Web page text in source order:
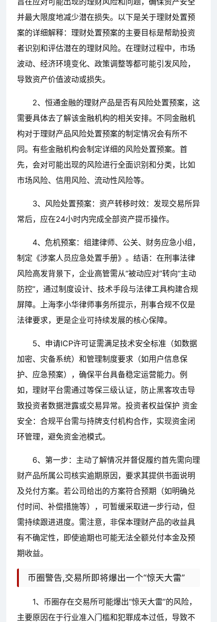
并最大限度地减少潜在损失。以下是关于理财处置预
案的详细解释：理财处置预案的主要目标是帮助投资
者识别和评估潜在的理财风险。在理财过程中，市场
波动、经济环境变化、政策调整等都可能引发风险，
导致资产价值波动或损失。
2、恒通金融的理财产品是否有风险处置预案，这
需要具体去了解该金融机构的相关安排。不同金融机
构对于理财产品风险处置预案的制定情况会有所不
同。有些金融机构会制定详细的风险处置预案。首
先，会对可能出现的风险进行全面识别和分类，比如
市场风险、信用风险、流动性风险等。
3、风险处置预案：资产转移时效：发现交易所异
常后，应在24小时内完成全部资产提币操作。
4、危机预案：组建律师、公关、财务应急小组，
制定《涉案人员应急处置手册》。结语：在刑事法律
风险高发背景下，企业高管需从“被动应对”转向“主动
防控”，通过制度设计、技术手段与法律工具构建合规
屏障。上海李小华律师事务所提示，刑事合规不仅是
法律要求，更是企业可持续发展的核心保障。
5、申请ICP许可证需满足技术安全标准（如数据
加密、灾备系统）和管理制度要求（如用户信息保
护、应急预案），确保平台具备稳定运营能力。例
如，理财平台需通过等保三级认证，防止黑客攻击导
致投资者数据泄露或交易异常。投资者权益保护 资金
安全：合规平台需与持牌支付机构合作，实现资金闭
环管理，避免资金池模式。
6、第一步：主动了解情况并督促履约首先需向理
财产品所属公司核实逾期原因，要求其提供书面说明
及兑付方案。若公司给出的方案符合预期（如明确兑
付时间、补偿措施等），可暂缓采取进一步行动，但
需持续跟进进度。需注意，非保本理财产品的收益具
有不确定性，即使逾期也可能无法全额兑付本金及预
期收益。
币圈警告,交易所即将爆出一个“惊天大雷”
1、币圈存在交易所可能爆出“惊天大雷”的风险，
主要原因在于行业准入门槛和犯罪成本过低，导致不